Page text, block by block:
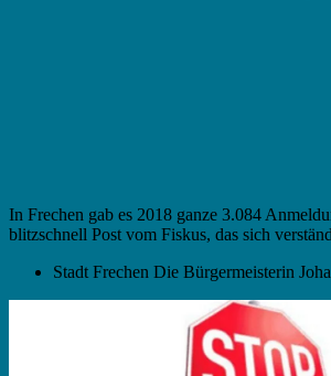
In Frechen gab es 2018 ganze 3.084
blitzschnell Post vom Fiskus, das sich
Stadt Frechen Die Bürgermeisterin